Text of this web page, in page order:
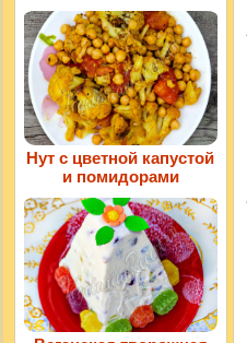
Нут с цветной капустой
и помидорами